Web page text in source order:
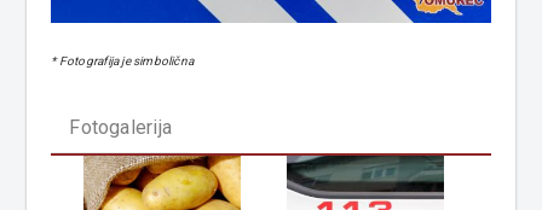
* Fotografija je simbolična
Fotogalerija